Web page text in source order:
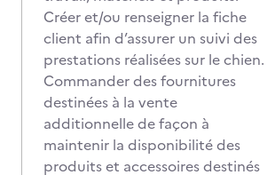
Créer et/ou renseigner la fiche
client afin d’assurer un suivi des
prestations réalisées sur le chien.
Commander des fournitures
destinées à la vente
additionnelle de façon à
maintenir la disponibilité des
produits et accessoires destinés